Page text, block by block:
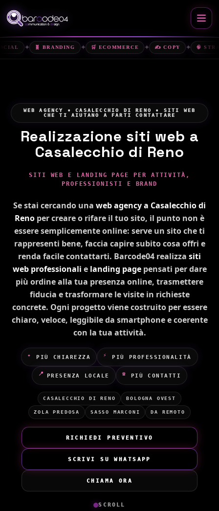
🧬 BRANDING ✦ 🛒 ECOMMERCE ✦ ✍️ COPY ✦ 🧠 STRATEGIA
WEB AGENCY • CASALECCHIO DI RENO • SITI WEB
CHE TI AIUTANO A FARTI CONTATTARE
Realizzazione siti web a
Casalecchio di Reno
SITI WEB E LANDING PAGE PER ATTIVITÀ,
PROFESSIONISTI E BRAND
Se stai cercando una web agency a Casalecchio di
Reno per creare o rifare il tuo sito, il punto non è
essere semplicemente online: serve un sito che ti
rappresenti bene, faccia capire subito cosa offri e
renda facile contattarti. Barcode04 realizza siti
web professionali e landing pagepensati per dare
più ordine alla tua presenza online, trasmettere
fiducia e trasformare le visite in richieste
concrete. Ogni progetto viene costruito per essere
chiaro, veloce, leggibile da smartphone e coerente
con la tua attività.
✦ PIÙ CHIAREZZA ⚡ PIÙ PROFESSIONALITÀ
📍 PRESENZA LOCALE ☎ PIÙ CONTATTI
CASALECCHIO DI RENO BOLOGNA OVEST
ZOLA PREDOSA SASSO MARCONI DA REMOTO
RICHIEDI PREVENTIVO
SCRIVI SU WHATSAPP
CHIAMA ORA
SCROLL